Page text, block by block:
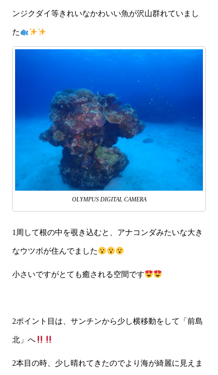
ンジクダイ等きれいなかわいい魚が沢山群れていまし
た
OLYMPUS DIGITAL CAMERA
1周して根の中を覗き込むと、アナコンダみたいな大き
なウツボが住んでました
小さいですがとても癒される空間です
2ポイント目は、サンチンから少し横移動をして「前島
北」へ
2本目の時、少し晴れてきたのでより海が綺麗に見えま